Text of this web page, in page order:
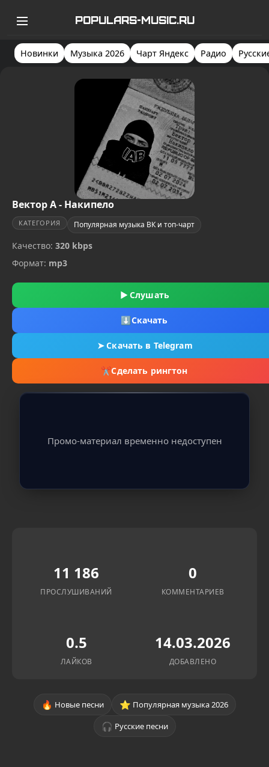
POPULARS-MUSIC.RU
Новинки Музыка 2026 Чарт Яндекс Радио
Вектор А - Накипело
КАТЕГОРИЯ Популярная музыка ВК и топ-чарт
Качество: 320 kbps
Формат: mp3
▶ Слушать
⬇Скачать
➤Скачать в Telegram
✂Сделать рингтон
Промо-материал временно недоступен
11 186
ПРОСЛУШИВАНИЙ
0
КОММЕНТАРИЕВ
0.5
ЛАЙКОВ
14.03.2026
ДОБАВЛЕНО
🔥 Новые песни ⭐ Популярная музыка 2026
🎧 Русские песни